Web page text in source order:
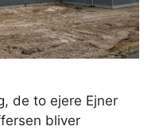
de to ejere Ejner
bliver